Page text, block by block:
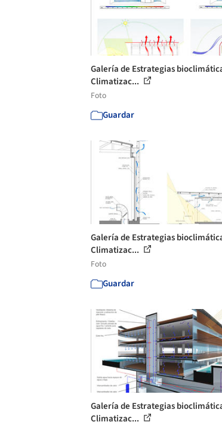
Galería de Estrategias
Climatizac...
Foto
Guardar
Galería de Estrategias
Climatizac...
Foto
Guardar
Galería de Estrategias
Climatizac...